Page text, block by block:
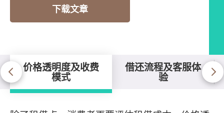
下载文章
价格透明度及收费
模式
借还流程及客服体
验
价格透明度及收费模式